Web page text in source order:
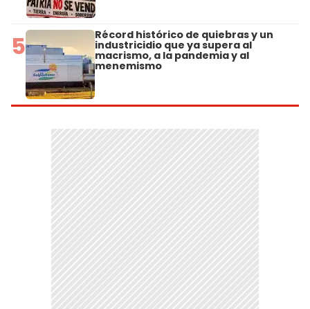
5 Récord histórico de quiebras y un
industricidio que ya supera al
macrismo, a la pandemia y al
menemismo